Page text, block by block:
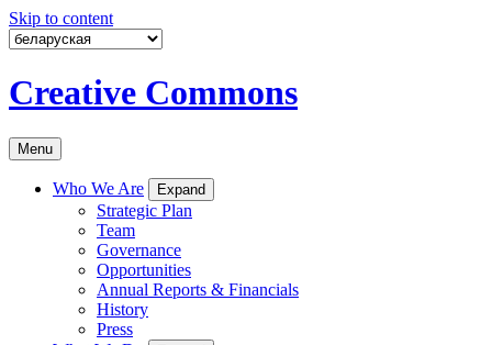
Skip to content
Creative Commons
Menu
Who We Are Expand
Strategic Plan
Team
Governance
Opportunities
Annual Reports & Financials
History
Press